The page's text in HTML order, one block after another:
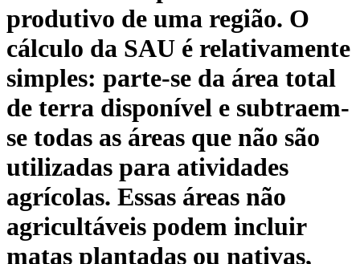
produtivo de uma região. O
cálculo da SAU é relativamente
simples: parte-se da área total
de terra disponível e subtraem-
se todas as áreas que não são
utilizadas para atividades
agrícolas. Essas áreas não
agricultáveis podem incluir
matas plantadas ou nativas,